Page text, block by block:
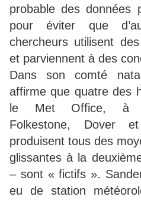
probable des données
pour éviter que
chercheurs utilisent
et parviennent à des
Dans son comté
affirme que quatre des
le Met Office, à
Folkestone, Dover
produisent tous des
glissantes à la
– sont « fictifs ».
eu de station